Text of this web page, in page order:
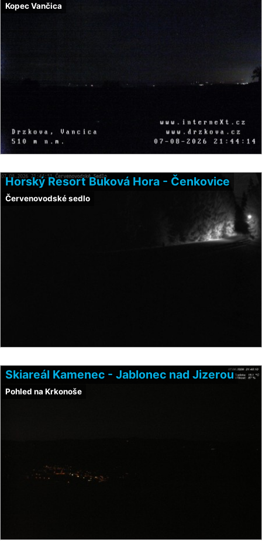
Kopec Vančica
Horský Resort Buková Hora - Čenkovice
Červenovodské sedlo
Skiareál Kamenec - Jablonec nad Jizerou
Pohled na Krkonoše